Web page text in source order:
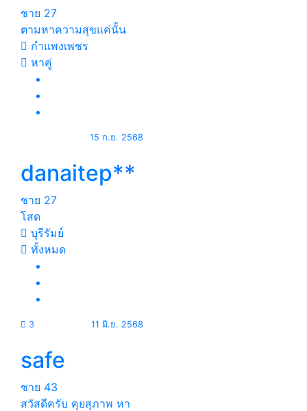
ชาย 27
ตามหาความสุขแค่นั้น
กำแพงเพชร
หาคู่
15 ก.ย. 2568
danaitep**
ชาย 27
โสด
บุรีรัมย์
ทั้งหมด
3 11 มิ.ย. 2568
safe
ชาย 43
สวัสดีครับ คุยสุภาพ หา